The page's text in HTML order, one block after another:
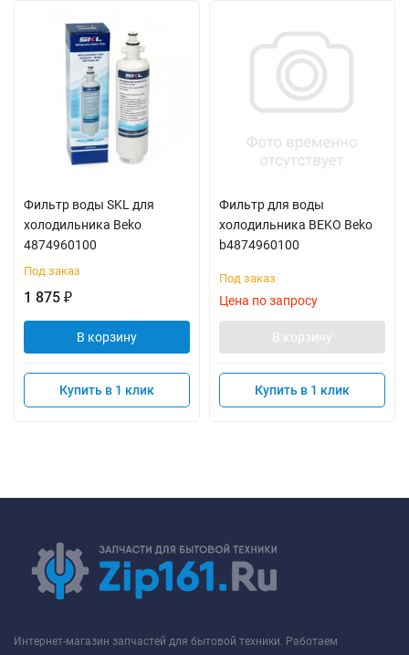
Фильтр воды SKL для
холодильника Beko
4874960100
Под заказ
1 875 ₽
В корзину
Купить в 1 клик
Фильтр для воды
холодильника BEKO Beko
b4874960100
Под заказ
Цена по запросу
В корзину
Купить в 1 клик
Интернет-магазин запчастей для бытовой техники. Работаем